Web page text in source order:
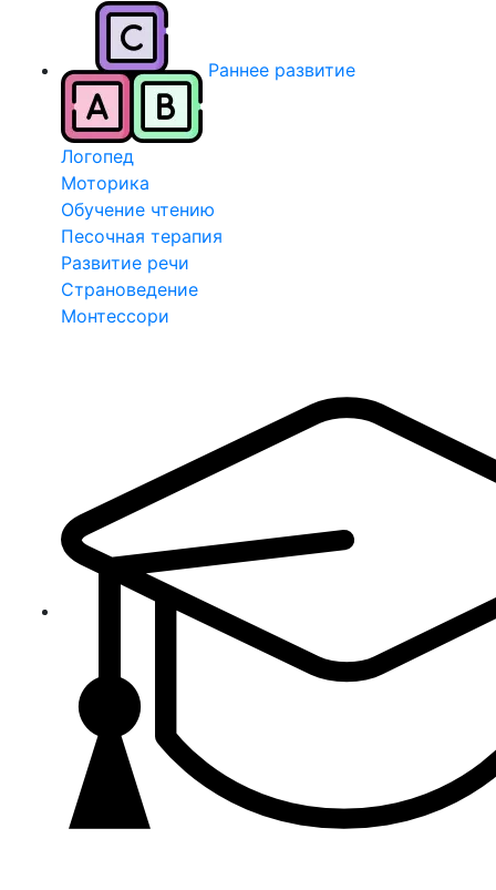
Раннее развитие
Логопед
Моторика
Обучение чтению
Песочная терапия
Развитие речи
Страноведение
Монтессори